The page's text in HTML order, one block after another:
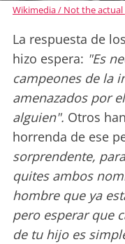
Wikimedia / Not the
La respuesta de
hizo espera: "Es
campeones de la
amenazados por
alguien". Otros
horrenda de ese
sorprendente,
quites ambos
hombre que ya
pero esperar que
de tu hijo es